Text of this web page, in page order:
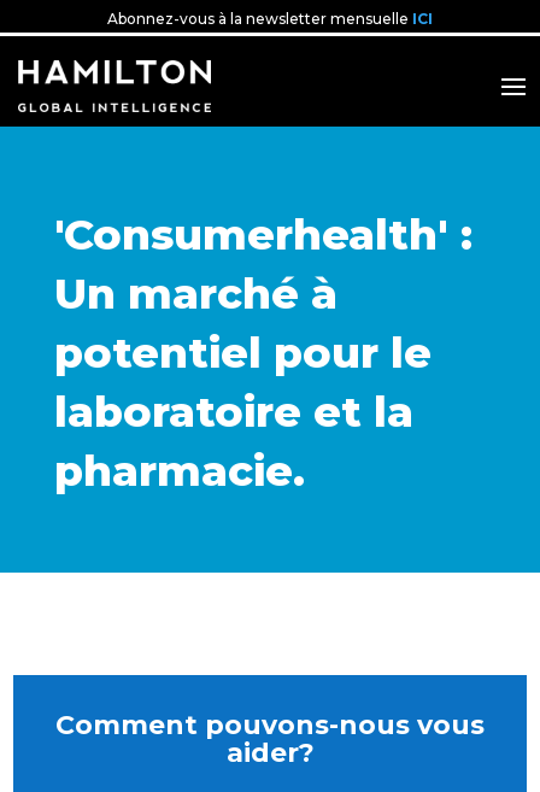
Abonnez-vous à la newsletter mensuelle ICI
'Consumerhealth' :
Un marché à
potentiel pour le
laboratoire et la
pharmacie.
Comment pouvons-nous vous
aider?